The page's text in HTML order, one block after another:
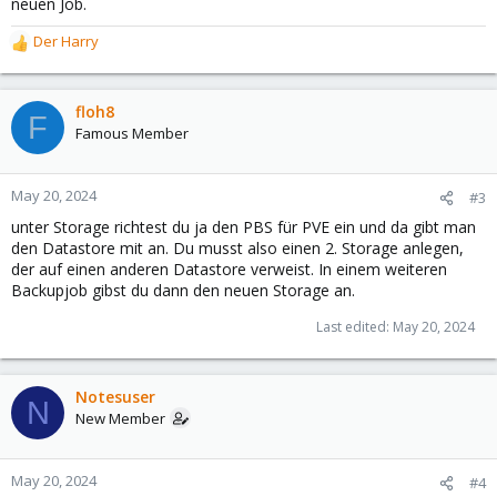
R
e
a
c
t
o
n
:
Der Harry
F floh8
Famous Member
May 20, 2024 #3
unter Storage richtest du ja den PBS für PVE ein und da gibt man
den Datastore mit an. Du musst also einen 2. Storage anlegen,
der auf einen anderen Datastore verweist. In einem weiteren
Backupjob gibst du dann den neuen Storage an.
Last edited: May 20, 2024
N Notesuser
New Member
May 20, 2024 #4